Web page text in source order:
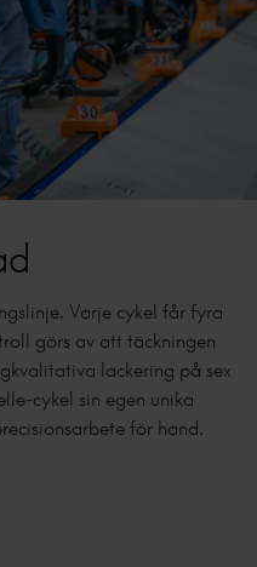
Varje cykel får fyra
görs av att täckningen
lackering på sex
cykel sin egen unika
för hand.